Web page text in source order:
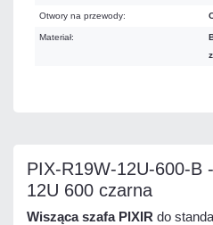
Otwory na przewody:
Materiał:
PIX-R19W-12U-600-B
12U 600 czarna
Wisząca szafa PIXIR do